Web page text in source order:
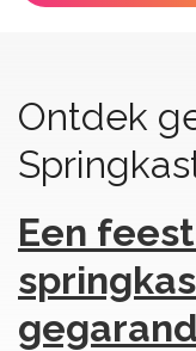
Ontdek
Een